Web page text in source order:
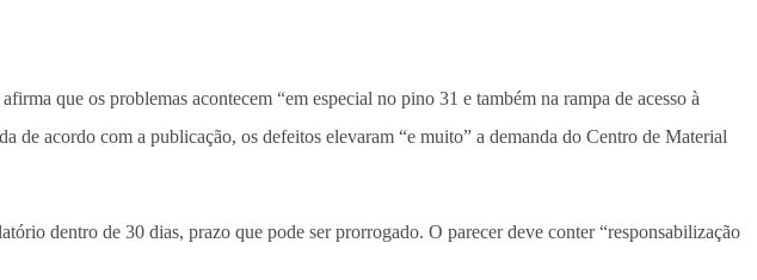
que os problemas acontecem “em especial no pino 31 e também na rampa de acesso à
de acordo com a publicação, os defeitos elevaram “e muito” a demanda do Centro de Material
dentro de 30 dias, prazo que pode ser prorrogado. O parecer deve conter “responsabilização